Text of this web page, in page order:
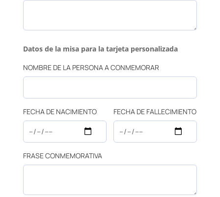
Datos de la misa para la tarjeta personalizada
NOMBRE DE LA PERSONA A CONMEMORAR
FECHA DE NACIMIENTO FECHA DE FALLECIMIENTO
FRASE CONMEMORATIVA